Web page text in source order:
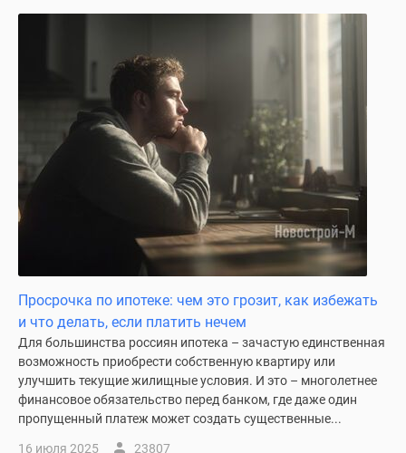
Просрочка по ипотеке: чем это грозит, как избежать
и что делать, если платить нечем
Для большинства россиян ипотека – зачастую единственная
возможность приобрести собственную квартиру или
улучшить текущие жилищные условия. И это – многолетнее
финансовое обязательство перед банком, где даже один
пропущенный платеж может создать существенные...
16 июля 2025 23807